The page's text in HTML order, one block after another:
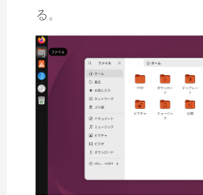
る。